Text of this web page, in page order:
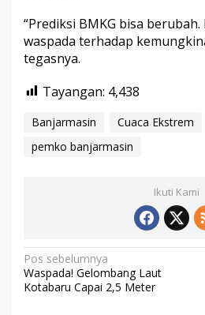
“Prediksi BMKG bisa
waspada terhadap
tegasnya.
Tayangan: 4,438
Banjarmasin Cuaca Ekstrem
pemko banjarmasin
Ikuti Kami
N
a
Pos sebelumnya
Waspada! Gelombang Laut
Kotabaru Capai 2,5 Meter